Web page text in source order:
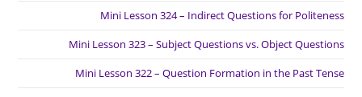
Mini Lesson 324 – Indirect Questions for Politeness
Mini Lesson 323 – Subject Questions vs. Object Questions
Mini Lesson 322 – Question Formation in the Past Tense